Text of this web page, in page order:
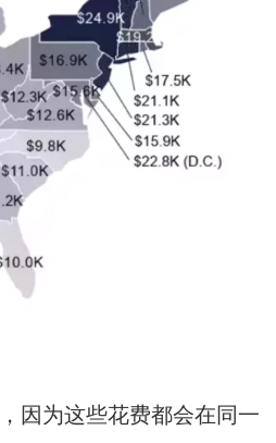
，因为这些花费都会在同一